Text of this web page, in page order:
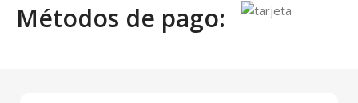
Métodos de pago: